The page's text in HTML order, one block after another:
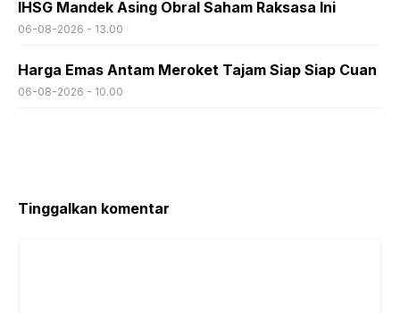
IHSG Mandek Asing Obral Saham Raksasa Ini
06-08-2026 - 13.00
Harga Emas Antam Meroket Tajam Siap Siap Cuan
06-08-2026 - 10.00
Tinggalkan komentar